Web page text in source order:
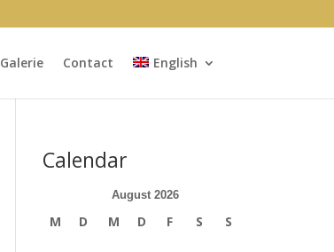
Galerie Contact English
Calendar
August 2026
M D M D F S S